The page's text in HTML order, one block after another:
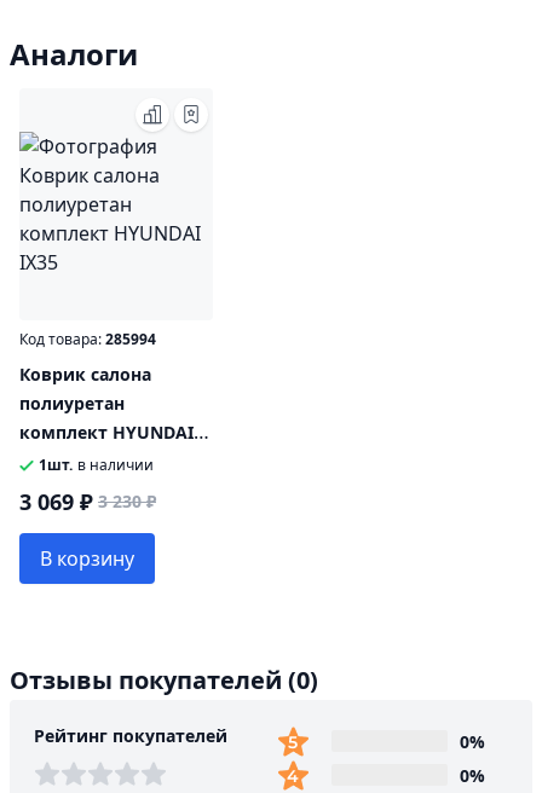
Аналоги
Код товара:285994
Коврик салона
полиуретан
комплект HYUNDAI
IX351шт. в наличии
3 069 ₽ 3 230 ₽
В корзину
Отзывы покупателей (0)
Рейтинг покупателей
0%
0%